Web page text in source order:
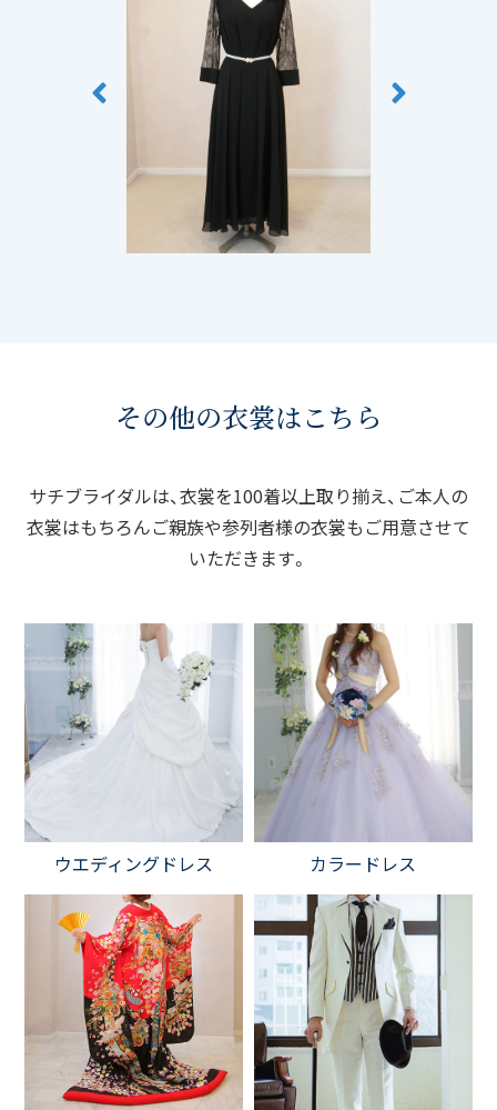
その他の衣裳はこちら
サチブライダルは、衣裳を100着以上取り揃え、ご本人の
衣裳はもちろんご親族や参列者様の衣裳もご用意させて
いただきます。
ウエディングドレス カラードレス